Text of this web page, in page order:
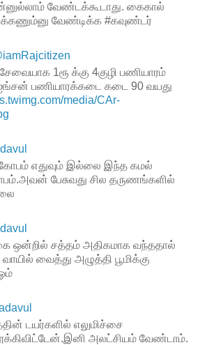
வேண்டக்கூடாது. கைகால்
வேண்டிக்க #கவுண்டர்
iamRajcitizen
1ரூ க்கு 4குழி பணியாரம்
ஐங்சன் பணியாரக்கடை கடை 90 வயது
media/CAr-
கோபம் எதுவும் இல்லை இந்த கமல்
பேசுவது சில தருணங்களில்
ஒன்றில் சத்தம் அதிகமாக வந்ததால்
வைத்து அழுத்தி பூமிக்கு
டயர்களில் எலுமிச்சை
அலட்சியம் வேண்டாம்.